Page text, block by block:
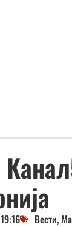
19:16 Вести,